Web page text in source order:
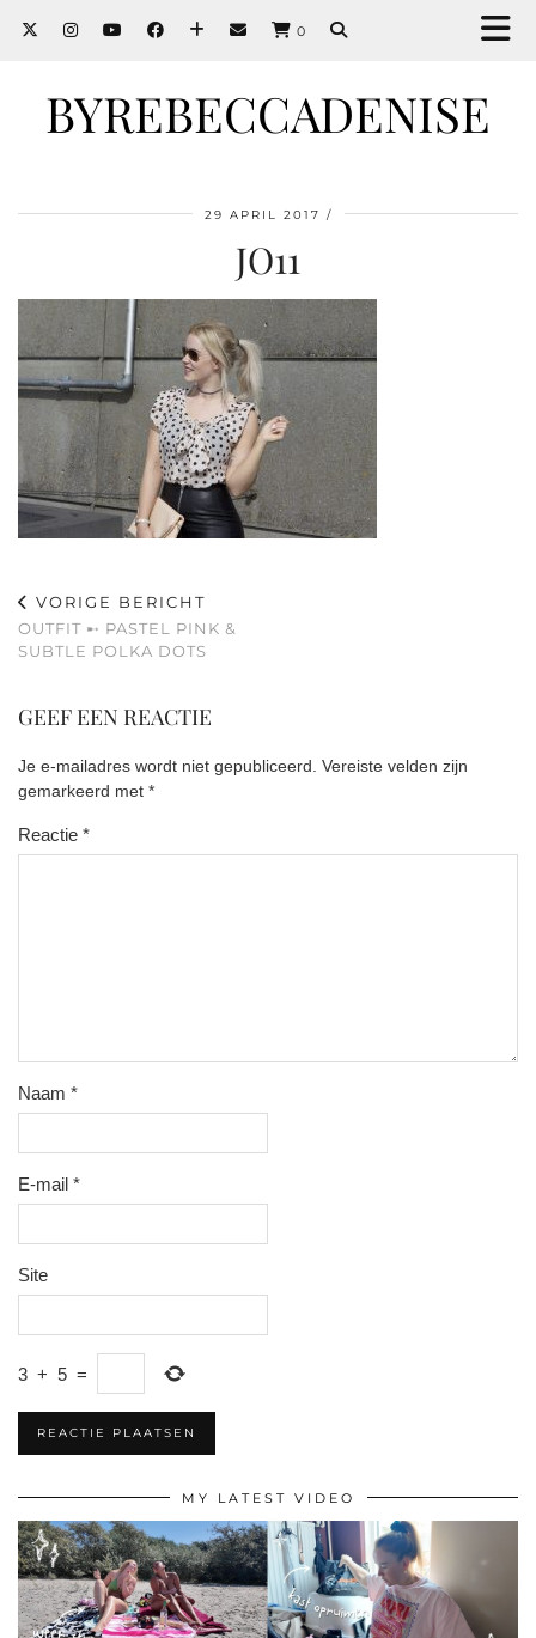
0
BYREBECCADENISE
29 APRIL 2017
JO11
VORIGE BERICHT
OUTFIT ➸ PASTEL PINK &
SUBTLE POLKA DOTS
GEEF EEN REACTIE
Je e-mailadres wordt niet gepubliceerd. Vereiste velden zijn
gemarkeerd met *
Reactie *
Naam *
E-mail *
Site
3 + 5 =
MY LATEST VIDEO